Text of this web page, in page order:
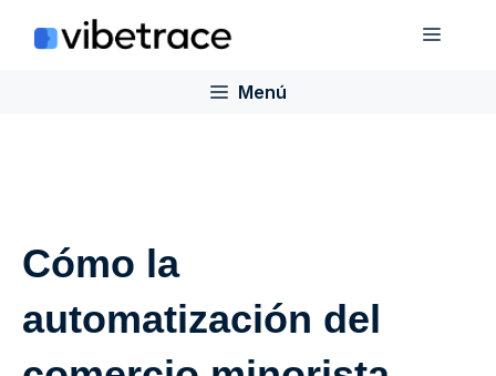
Menú
Menú
Cómo la
automatización del